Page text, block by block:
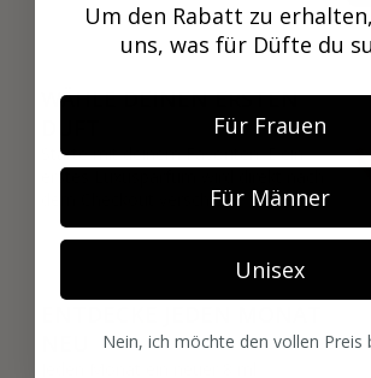
02
WÄHLE DEINEN ERSTEN
Starte mit deinem Favoriten. Dein
erstes Luxusparfum wird direkt nach
dem Checkout verschickt.
03
Um den Rabatt zu
uns, was für Düfte du
Für Frauen
Für Männer
Unisex
Nein, ich möchte den vollen Preis